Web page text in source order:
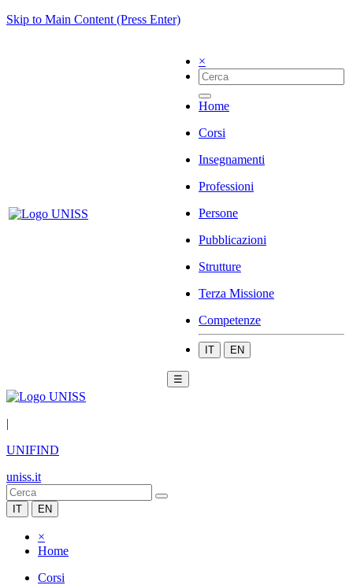
Skip to Main Content (Press Enter)
×
Home
Corsi
Insegnamenti
Professioni
Persone
Pubblicazioni
Strutture
Terza Missione
Competenze
IT EN
☰
|
UNIFIND
uniss.it
IT EN
×
Home
Corsi